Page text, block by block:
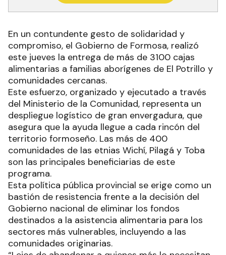
En un contundente gesto de solidaridad y
compromiso, el Gobierno de Formosa, realizó
este jueves la entrega de más de 3100 cajas
alimentarias a familias aborígenes de El Potrillo y
comunidades cercanas.
Este esfuerzo, organizado y ejecutado a través
del Ministerio de la Comunidad, representa un
despliegue logístico de gran envergadura, que
asegura que la ayuda llegue a cada rincón del
territorio formoseño. Las más de 400
comunidades de las etnias Wichí, Pilagá y Toba
son las principales beneficiarias de este
programa.
Esta política pública provincial se erige como un
bastión de resistencia frente a la decisión del
Gobierno nacional de eliminar los fondos
destinados a la asistencia alimentaria para los
sectores más vulnerables, incluyendo a las
comunidades originarias.